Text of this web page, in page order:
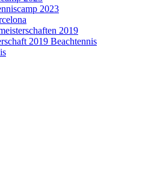
2023
2019
2019 Beachtennis